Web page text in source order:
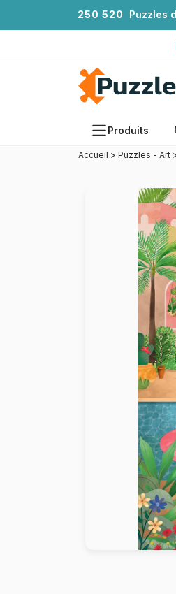
250 520 Puzzles
Produits
Accessoires
Peinture au
Accueil > Puzzles - Art